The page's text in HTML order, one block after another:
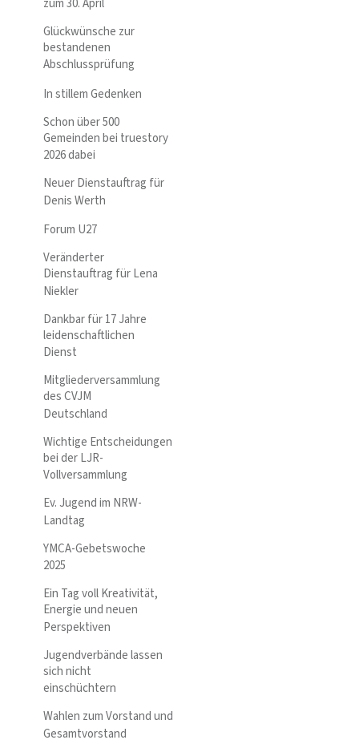
Glückwünsche zur
bestandenen
Abschlussprüfung
In stillem Gedenken
Schon über 500
Gemeinden bei truestory
2026 dabei
Neuer Dienstauftrag für
Denis Werth
Forum U27
Veränderter
Dienstauftrag für Lena
Niekler
Dankbar für 17 Jahre
leidenschaftlichen
Dienst
Mitgliederversammlung
des CVJM
Deutschland
Wichtige Entscheidungen
bei der LJR-
Vollversammlung
Ev. Jugend im NRW-
Landtag
YMCA-Gebetswoche
2025
Ein Tag voll Kreativität,
Energie und neuen
Perspektiven
Jugendverbände lassen
sich nicht
einschüchtern
Wahlen zum Vorstand und
Gesamtvorstand